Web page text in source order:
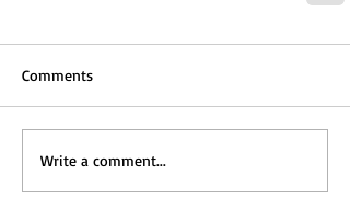
Comments
Write a comment...